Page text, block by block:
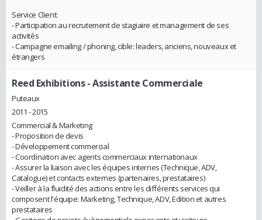
Service Client:
- Participation au recrutement de stagiaire et management de ses
activités
- Campagne emailing / phoning, cible: leaders, anciens, nouveaux et
étrangers
Reed Exhibitions- Assistante Commerciale
Puteaux
2011 - 2015
Commercial & Marketing
- Proposition de devis
- Développement commercial
- Coordination avec agents commerciaux internationaux
- Assurer la liaison avec les équipes internes (Technique, ADV,
Catalogue) et contacts externes (partenaires, prestataires)
- Veiller à la fluidité des actions entre les différents services qui
composent l'équipe: Marketing, Technique, ADV, Edition et autres
prestataires